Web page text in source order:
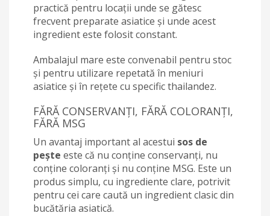
practică pentru locații unde se gătesc
frecvent preparate asiatice și unde acest
ingredient este folosit constant.
Ambalajul mare este convenabil pentru stoc
și pentru utilizare repetată în meniuri
asiatice și în rețete cu specific thailandez.
FĂRĂ CONSERVANȚI, FĂRĂ COLORANȚI,
FĂRĂ MSG
Un avantaj important al acestui sos de
pește este că nu conține conservanți, nu
conține coloranți și nu conține MSG. Este un
produs simplu, cu ingrediente clare, potrivit
pentru cei care caută un ingredient clasic din
bucătăria asiatică.